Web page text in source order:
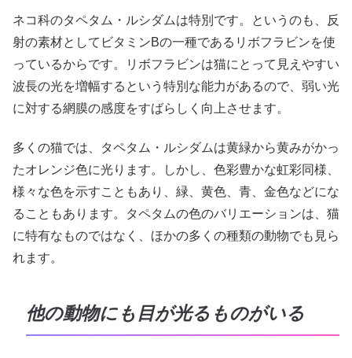
ネコ科のタペタム・ルシダムは特別です。というのも、反
射の素材としてビタミンBの一種であるリボフラビンを使
っているからです。リボフラビンは猫にとって見えやすい
波長の光を増幅するという特別な能力があるので、弱い光
に対する網膜の感度をすばらしく向上させます。
多くの猫では、タペタム・ルシダムは黄緑から黄みがかっ
たオレンジ色に光ります。しかし、色彩豊かな虹彩同様、
様々な色を示すこともあり、緑、黄色、青、金色などにな
ることもあります。タペタムの色のバリエーションは、猫
に特有なものではなく、ほかの多くの種類の動物でも見ら
れます。
他の動物にも目が光るものがいる